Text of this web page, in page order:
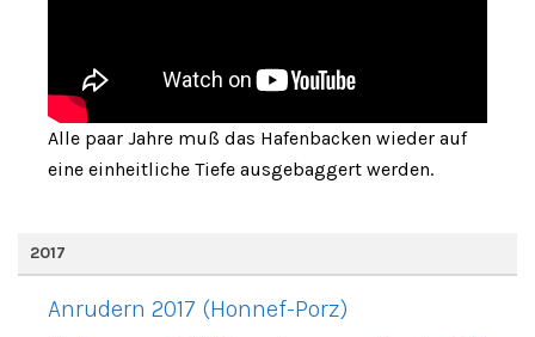
Alle paar Jahre muß das Hafenbacken wieder auf
eine einheitliche Tiefe ausgebaggert werden.
2017
Anrudern 2017 (Honnef-Porz)